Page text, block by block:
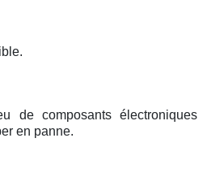
de composants électroniques
en panne.